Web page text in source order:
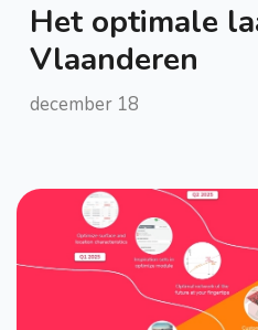
Het optimale
Vlaanderen
december 18